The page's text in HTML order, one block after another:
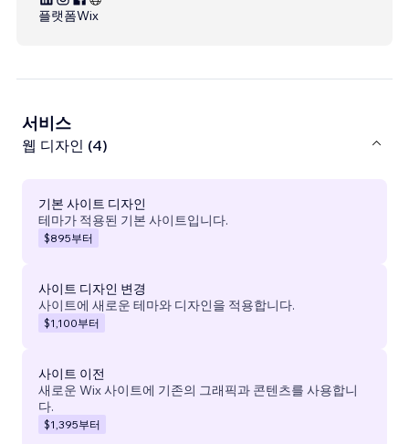
플랫폼Wix
서비스
웹 디자인 (4)
기본 사이트 디자인
테마가 적용된 기본 사이트입니다.
$895부터
사이트 디자인 변경
사이트에 새로운 테마와 디자인을 적용합니다.
$1,100부터
사이트 이전
새로운 Wix 사이트에 기존의 그래픽과 콘텐츠를 사용합니
다.
$1,395부터